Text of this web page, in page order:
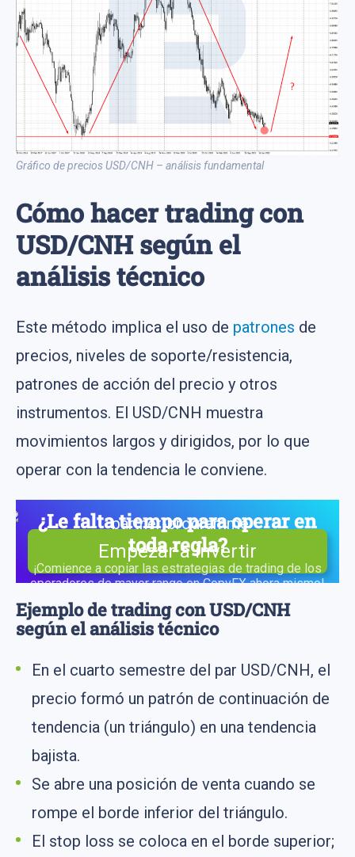
Gráfico de precios USD/CNH – análisis fundamental
Cómo hacer trading con
USD/CNH según el
análisis técnico
Este método implica el uso de patrones de
precios, niveles de soporte/resistencia,
patrones de acción del precio y otros
instrumentos. El USD/CNH muestra
movimientos largos y dirigidos, por lo que
operar con la tendencia le conviene.
¿Le falta tiempo para operar en
toda regla?
¡Comience a copiar las estrategias de trading de los
operadores de mayor rango en CopyFX ahora mismo!
Empezar a invertir
Ejemplo de trading con USD/CNH
según el análisis técnico
En el cuarto semestre del par USD/CNH, el
precio formó un patrón de continuación de
tendencia (un triángulo) en una tendencia
bajista.
Se abre una posición de venta cuando se
rompe el borde inferior del triángulo.
El stop loss se coloca en el borde superior;